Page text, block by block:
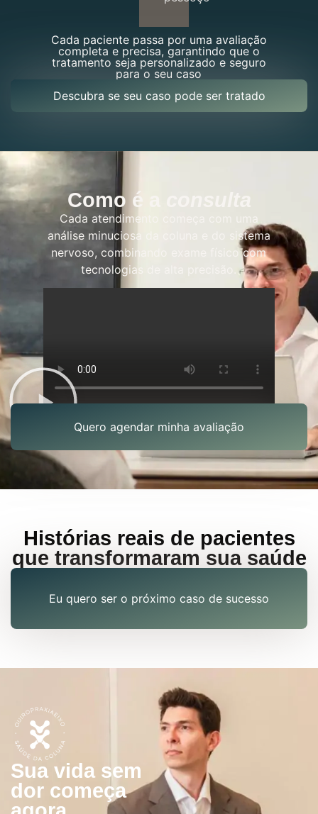
Cada paciente passa por uma avaliação
completa e precisa, garantindo que o
tratamento seja personalizado e seguro
para o seu caso
Descubra se seu caso pode ser tratado
Como é a consulta
Cada atendimento começa com uma
análise minuciosa da coluna e do sistema
nervoso, combinando exame físico com
tecnologias de alta precisão.
Quero agendar minha avaliação
Histórias reais de pacientes
que transformaram sua saúde
Eu quero ser o próximo caso de sucesso
Sua vida sem
dor começa